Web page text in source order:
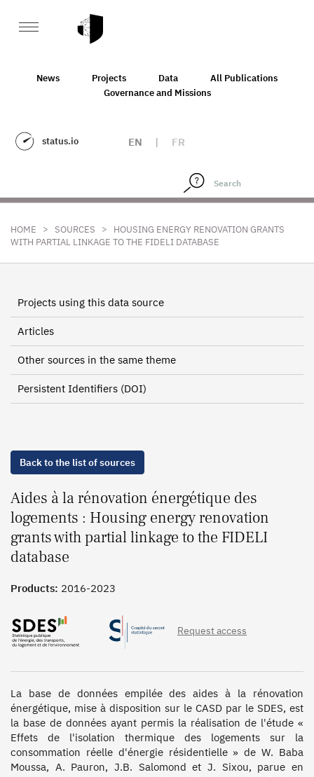
News Projects Data
All Publications
Governance and Missions
status.io EN | FR
HOME > SOURCES >
HOUSING ENERGY RENOVATION GRANTS
WITH PARTIAL LINKAGE TO THE FIDELI DATABASE
Projects using this data source
Articles
Other sources in the same theme
Persistent Identifiers (DOI)
Back to the list of sources
Aides à la rénovation énergétique des
logements : Housing energy renovation
grants with partial linkage to the FIDELI
database
Products: 2016-2023
Request access
La base de données empilée des aides à la rénovation
énergétique, mise à disposition sur le CASD par le SDES, est
la base de données ayant permis la réalisation de l'étude «
Effets de l'isolation thermique des logements sur la
consommation réelle d'énergie résidentielle » de W. Baba
Moussa, A. Pauron, J.B. Salomond et J. Sixou, parue en